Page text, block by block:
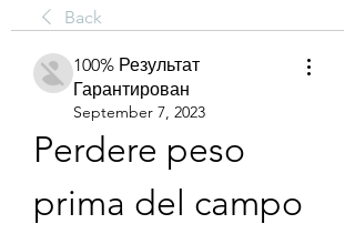
Back
100% Результат
Гарантирован
September 7, 2023
Perdere peso
prima del campo